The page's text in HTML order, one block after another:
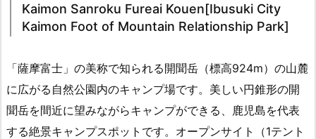
Kaimon Sanroku Fureai Kouen[Ibusuki City
Kaimon Foot of Mountain Relationship Park]
「薩摩富士」の美称で知られる開聞岳（標高924m）の山麓
に広がる自然公園内のキャンプ場です。美しい円錐形の開
聞岳を間近に望みながらキャンプができる、鹿児島を代表
する絶景キャンプスポットです。オープンサイト（1テント